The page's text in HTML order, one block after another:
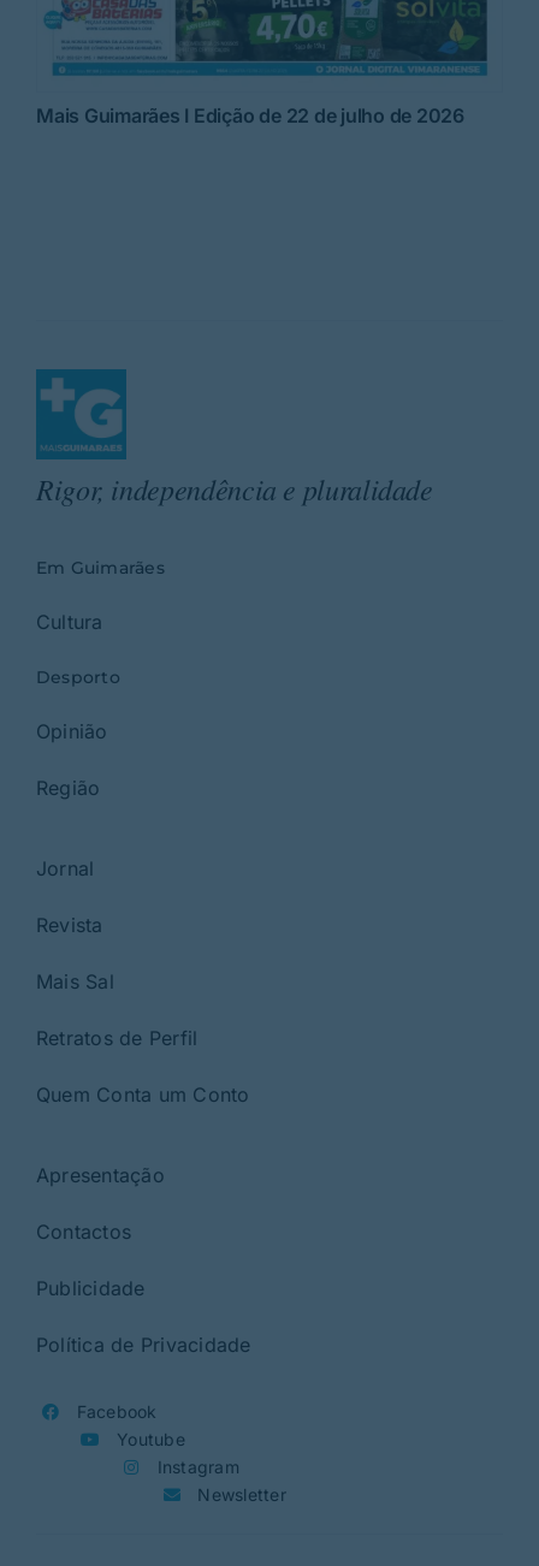
Mais Guimarães I Edição de 22 de julho de 2026
Rigor, independência e pluralidade
Em Guimarães
Cultura
Desporto
Opinião
Região
Jornal
Revista
Mais Sal
Retratos de Perfil
Quem Conta um Conto
Apresentação
Contactos
Publicidade
Política de Privacidade
Facebook
Youtube
Instagram
Newsletter